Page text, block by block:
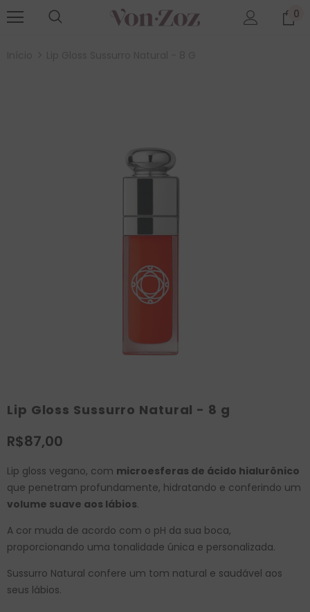
0
Lip Gloss Sussurro Natural - 8 g
R$87,00
Lip gloss vegano, com microesferas de ácido hialurônico
que penetram profundamente, hidratando e conferindo um
volume suave aos lábios.
A cor muda de acordo com o pH da sua boca,
proporcionando uma tonalidade única e personalizada.
Sussurro Natural confere um tom natural e saudável aos
seus lábios.